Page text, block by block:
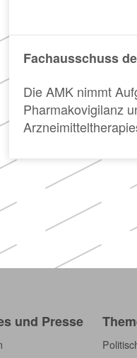
Fachausschuss
Die AMK nimmt
Pharmakovigilanz
und Presse